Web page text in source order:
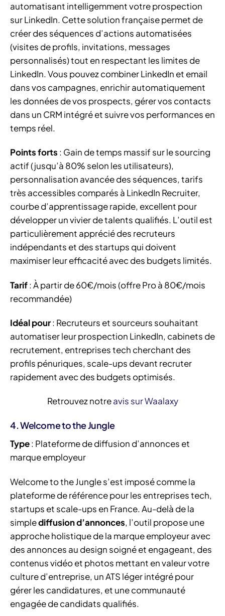
automatisant intelligemment votre prospection
sur LinkedIn. Cette solution française permet de
créer des séquences d’actions automatisées
(visites de profils, invitations, messages
personnalisés) tout en respectant les limites de
LinkedIn. Vous pouvez combiner LinkedIn et email
dans vos campagnes, enrichir automatiquement
les données de vos prospects, gérer vos contacts
dans un CRM intégré et suivre vos performances en
temps réel.
Points forts : Gain de temps massif sur le sourcing
actif (jusqu’à 80% selon les utilisateurs),
personnalisation avancée des séquences, tarifs
très accessibles comparés à LinkedIn Recruiter,
courbe d’apprentissage rapide, excellent pour
développer un vivier de talents qualifiés. L’outil est
particulièrement apprécié des recruteurs
indépendants et des startups qui doivent
maximiser leur efficacité avec des budgets limités.
Tarif: À partir de 60€/mois (offre Pro à 80€/mois
recommandée)
Idéal pour: Recruteurs et sourceurs souhaitant
automatiser leur prospection LinkedIn, cabinets de
recrutement, entreprises tech cherchant des
profils pénuriques, scale-ups devant recruter
rapidement avec des budgets optimisés.
Retrouvez notreavis sur Waalaxy
4. Welcome to the Jungle
Type: Plateforme de diffusion d’annonces et
marque employeur
Welcome to the Jungle s’est imposé comme la
plateforme de référence pour les entreprises tech,
startups et scale-ups en France. Au-delà de la
simplediffusion d’annonces, l’outil propose une
approche holistique de la marque employeur avec
des annonces au design soigné et engageant, des
contenus vidéo et photos mettant en valeur votre
culture d’entreprise, un ATS léger intégré pour
gérer les candidatures, et une communauté
engagée de candidats qualifiés.